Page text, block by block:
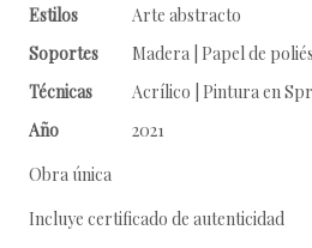
Estilos
Arte abstracto
Soportes
Madera | Papel de
Técnicas
Acrílico | Pintura en
Año
2021
Obra única
Incluye certificado de autenticidad